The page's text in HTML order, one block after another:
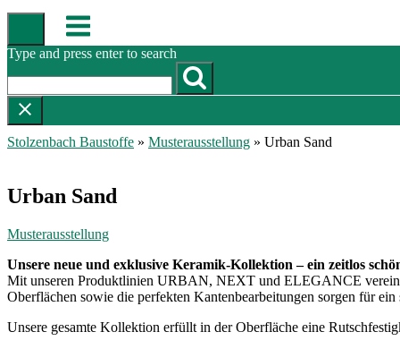
Skip
content
Menu
Type and press enter to search
Stolzenbach Baustoffe » Musterausstellung » Urban Sand
Urban Sand
Musterausstellung
Unsere neue und exklusive Keramik-Kollektion – ein zeitlos
Mit unseren Produktlinien URBAN, NEXT und ELEGANCE
Oberflächen sowie die perfekten Kantenbearbeitungen sorgen für
Unsere gesamte Kollektion erfüllt in der Oberfläche eine